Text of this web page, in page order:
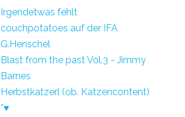
Irgendetwas fehlt
couchpotatoes auf der IFA
G.Henschel
Blast from the past Vol.3 - Jimmy
Barnes
Herbstkatzerl (ob. Katzencontent)
*♥